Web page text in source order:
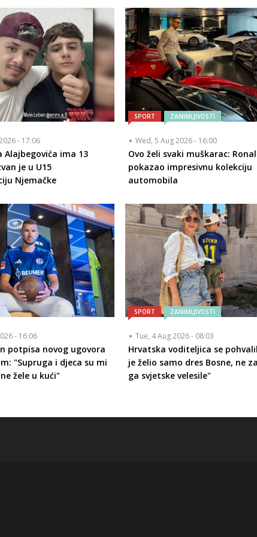
- 17:06
Alajbegovića ima 13
je u U15
Njemačke
SPORT ZANIMLJIVOSTI
Wed, 5 Aug 2026 - 16:00
Ovo želi svaki muškarac:
pokazao impresivnu kolekciju
automobila
- 16:06
potpisa novog ugovora
"Supruga i djeca su mi
žele u kući"
SPORT ZANIMLJIVOSTI
Tue, 4 Aug 2026 - 08:03
Hrvatska voditeljica se
je želio samo dres Bosne, ne
ga svjetske velesile"